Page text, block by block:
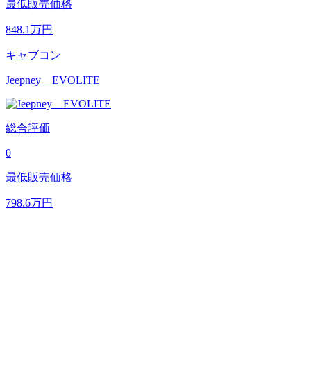
最低販売価格
848.1万円
キャブコン
Jeepney EVOLITE
総合評価
0
最低販売価格
798.6万円